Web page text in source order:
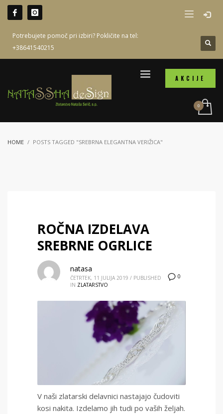
Potrebujete pomoč pri izbiri? Pokličite na tel:
+38641540215
AKCIJE
HOME POSTS TAGGED "SREBRNA ELEGANTNA VERIŽICA"
ROČNA IZDELAVA
SREBRNE OGRLICE
0
natasa
ČETRTEK, 11 JULIJA 2019 / PUBLISHED
IN ZLATARSTVO
V naši zlatarski delavnici nastajajo čudoviti
kosi nakita. Izdelamo jih tudi po vaših željah.